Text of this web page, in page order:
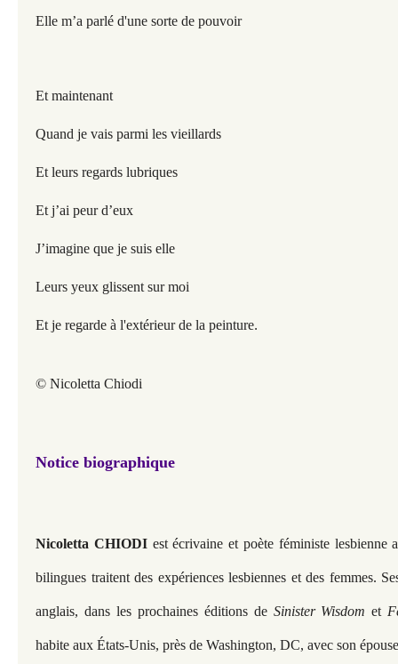
Elle m’a parlé d'une sorte de pouvoir
Et maintenant
Quand je vais parmi les vieillards
Et leurs regards lubriques
Et j’ai peur d’eux
J’imagine que je suis elle
Leurs yeux glissent sur moi
Et je regarde à l'extérieur de la peinture.
© Nicoletta Chiodi
Notice biographique
Nicoletta CHIODI est écrivaine et poète féministe lesbienne
bilingues traitent des expériences lesbiennes et des femmes.
anglais, dans les prochaines éditions de Sinister Wisdomet
habite aux États-Unis, près de Washington, DC, avec son